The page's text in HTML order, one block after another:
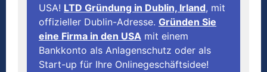
USA! LTD Gründung in Dublin, Irland, mit
offizieller Dublin-Adresse. Gründen Sie
eine Firma in den USA mit einem
Bankkonto als Anlagenschutz oder als
Start-up für Ihre Onlinegeschäftsidee!